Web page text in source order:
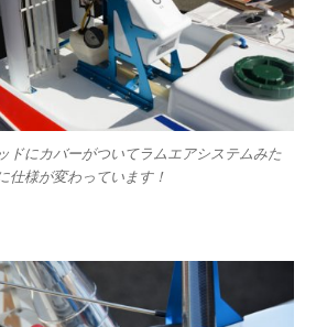
ドにカバーがついてラムエアシステムみた
仕様が変わっています！